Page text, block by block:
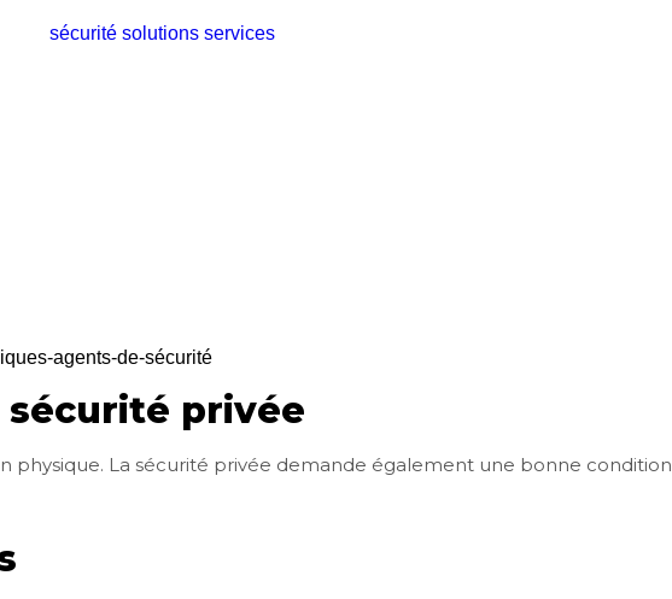
sécurité privée
La sécurité privée demande également une bonne condition